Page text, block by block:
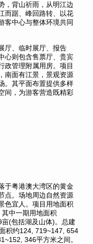
，背山祈雨，从明江边
而踞、峰回路转、以花
客中心与整体环境共同
厅、临时展厅、报告
心则包含售票厅、贵宾
政管理附属用房。项目
南面有江景，景观资源
。其平面布置提供多样
间，为游客营造既精彩
于粤港澳大湾区的黄金
点。场地周边自然资源
色宜人。项目用地面积
中一期用地面积
(包括湖及山体)。总建
积约124, 719~147, 654
346平方米之间。